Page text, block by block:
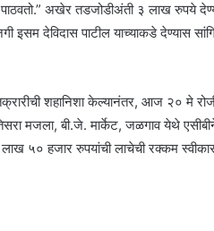
अखेर तडजोडीअंती ३ लाख रुपये
इसम देविदास पाटील याच्याकडे देण्यास
शहानिशा केल्यानंतर, आज २० मे
मजला, बी.जे. मार्केट, जळगाव येथे
लाख ५० हजार रुपयांची लाचेची रक्कम